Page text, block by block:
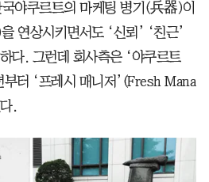
야쿠르트의 마케팅 병기(兵器)이
연상시키면서도 ‘신뢰’ ‘친근’
다. 그런데 회사측은 ‘야쿠르트
부터 ‘프레시 매니저’(Fresh Mana
.